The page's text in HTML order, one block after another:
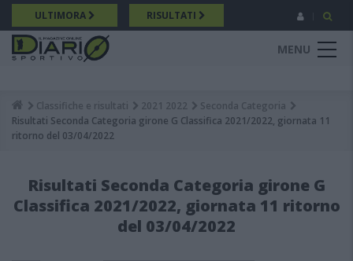
Salta
al
contenuto
principale
ULTIMORA RISULTATI
MENU
Breadcrumb
Classifiche e risultati 2021 2022
Seconda Categoria
Risultati Seconda Categoria girone G Classifica 2021/2022, giornata 11
ritorno del 03/04/2022
Risultati Seconda Categoria girone G
Classifica 2021/2022, giornata 11 ritorno
del 03/04/2022